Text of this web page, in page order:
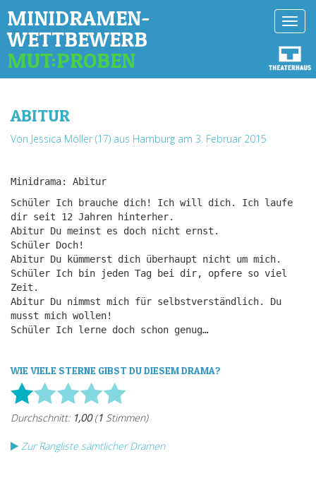
MINIDRAMEN-
WETTBEWERB
MUT:PROBEN
ABITUR
Von Jessica Möller (17) aus Hamburg am 3. Februar 2015
Minidrama: Abitur
Schüler Ich brauche dich! Ich will dich. Ich laufe
dir seit 12 Jahren hinterher.
Abitur Du meinst es doch nicht ernst.
Schüler Doch!
Abitur Du kümmerst dich überhaupt nicht um mich.
Schüler Ich bin jeden Tag bei dir, opfere so viel
Zeit.
Abitur Du nimmst mich für selbstverständlich. Du
musst mich wollen!
Schüler Ich lerne doch schon genug…
WIE VIELE STERNE GIBST DU DIESEM DRAMA?
Zur Rangliste sämtlicher Dramen